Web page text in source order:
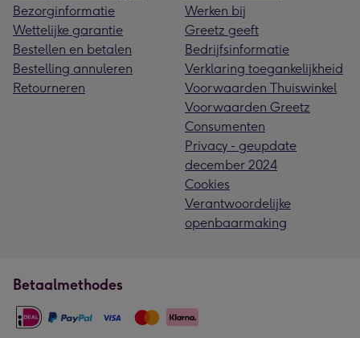
Bezorginformatie
Wettelijke garantie
Bestellen en betalen
Bestelling annuleren
Retourneren
Werken bij
Greetz geeft
Bedrijfsinformatie
Verklaring toegankelijkheid
Voorwaarden Thuiswinkel
Voorwaarden Greetz
Consumenten
Privacy - geupdate
december 2024
Cookies
Verantwoordelijke
openbaarmaking
Betaalmethodes